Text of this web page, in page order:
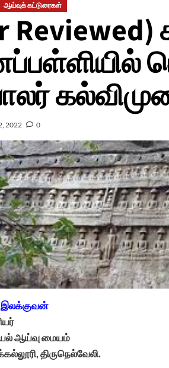
ஆய்வுக் கட்டுரைகள்
2022 0
இலக்குவன்
ஆய்வுமையம்
,திருநெல்வேலி.